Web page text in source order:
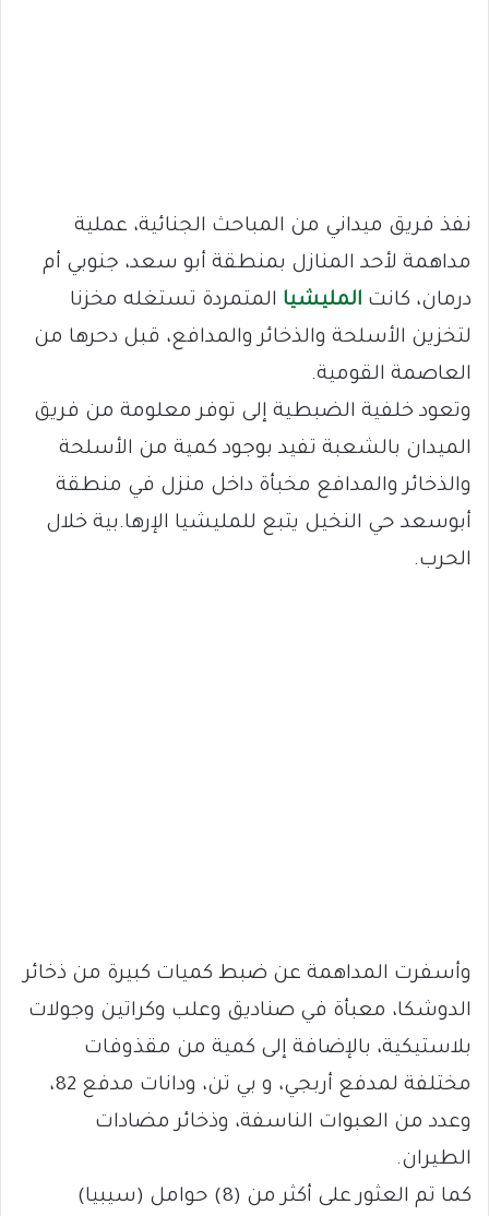
نفذ فريق ميداني من المباحث الجنائية، عملية
مداهمة لأحد المنازل بمنطقة أبو سعد، جنوبي أم
درمان، كانت المليشيا المتمردة تستغله مخزنا
لتخزين الأسلحة والذخائر والمدافع، قبل دحرها من
العاصمة القومية.
وتعود خلفية الضبطية إلى توفر معلومة من فريق
الميدان بالشعبة تفيد بوجود كمية من الأسلحة
والذخائر والمدافع مخبأة داخل منزل في منطقة
أبوسعد حي النخيل يتبع للمليشيا الإرها.بية خلال
الحرب.
وأسفرت المداهمة عن ضبط كميات كبيرة من ذخائر
الدوشكا، معبأة في صناديق وعلب وكراتين وجولات
بلاستيكية، بالإضافة إلى كمية من مقذوفات
مختلفة لمدفع أربجي، و بي تن، ودانات مدفع 82،
وعدد من العبوات الناسفة، وذخائر مضادات
الطيران.
كما تم العثور على أكثر من (8) حوامل (سيبيا)